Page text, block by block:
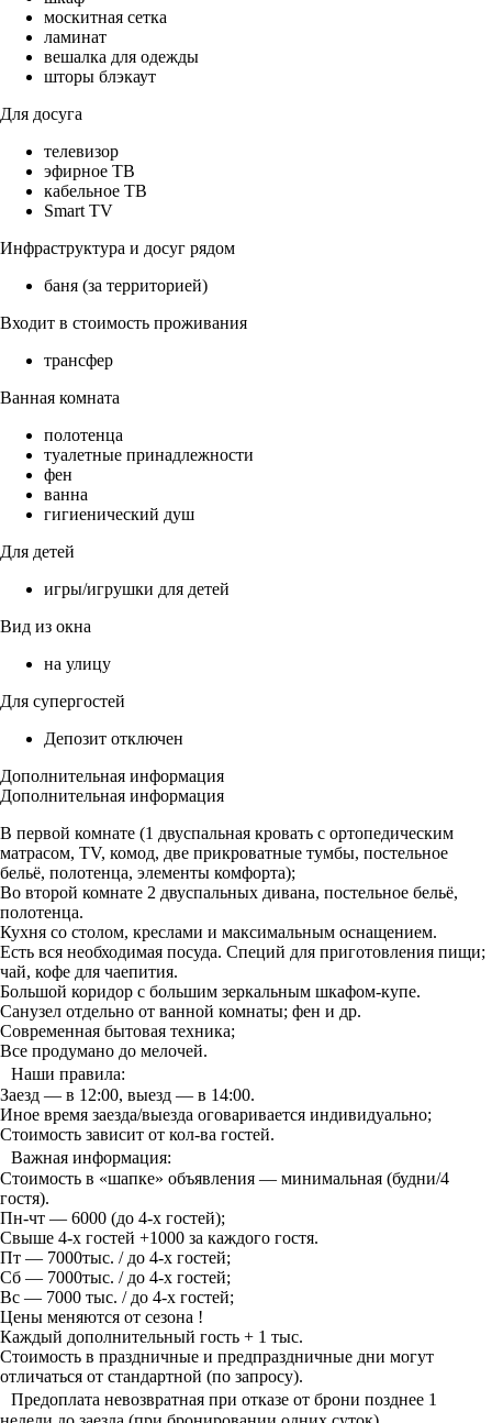
москитная сетка
ламинат
вешалка для одежды
шторы блэкаут
Для досуга
телевизор
эфирное ТВ
кабельное ТВ
Smart TV
Инфраструктура и досуг рядом
баня (за территорией)
Входит в стоимость проживания
трансфер
Ванная комната
полотенца
туалетные принадлежности
фен
ванна
гигиенический душ
Для детей
игры/игрушки для детей
Вид из окна
на улицу
Для супергостей
Депозит отключен
Дополнительная информация
Дополнительная информация
В первой комнате (1 двуспальная кровать с ортопедическим
матрасом, TV, комод, две прикроватные тумбы, постельное
бельё, полотенца, элементы комфорта);
Во второй комнате 2 двуспальных дивана, постельное бельё,
полотенца.
Кухня со столом, креслами и максимальным оснащением.
Есть вся необходимая посуда. Специй для приготовления пищи;
чай, кофе для чаепития.
Большой коридор с большим зеркальным шкафом-купе.
Санузел отдельно от ванной комнаты; фен и др.
Современная бытовая техника;
Все продумано до мелочей.
Наши правила:
Заезд — в 12:00, выезд — в 14:00.
Иное время заезда/выезда оговаривается индивидуально;
Стоимость зависит от кол-ва гостей.
Важная информация:
Стоимость в «шапке» объявления — минимальная (будни/4
гостя).
Пн-чт — 6000 (до 4-х гостей);
Свыше 4-х гостей +1000 за каждого гостя.
Пт — 7000тыс. / до 4-х гостей;
Сб — 7000тыс. / до 4-х гостей;
Вс — 7000 тыс. / до 4-х гостей;
Цены меняются от сезона !
Каждый дополнительный гость + 1 тыс.
Стоимость в праздничные и предпраздничные дни могут
отличаться от стандартной (по запросу).
Предоплата невозвратная при отказе от брони позднее 1